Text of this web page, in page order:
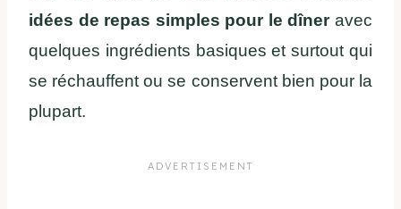
idées de repas simples pour le dîner avec
quelques ingrédients basiques et surtout qui
se réchauffent ou se conservent bien pour la
plupart.